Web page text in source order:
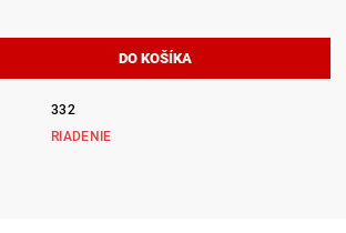
332
RIADENIE